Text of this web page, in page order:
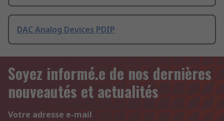
DAC Analog Devices PDIP
Soyez informé.e de nos dernières
nouveautés et actualités
Votre adresse e-mail